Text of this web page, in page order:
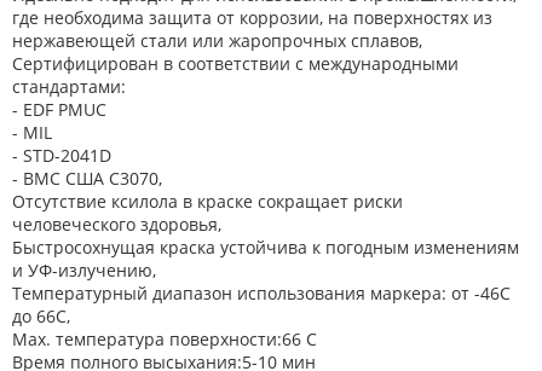
где необходима защита от коррозии, на поверхностях из
нержавеющей стали или жаропрочных сплавов,
Сертифицирован в соответствии с международными
стандартами:
- EDF PMUC
- MIL
- STD-2041D
- ВМС США C3070,
Отсутствие ксилола в краске сокращает риски
человеческого здоровья,
Быстросохнущая краска устойчива к погодным изменениям
и УФ-излучению,
Температурный диапазон использования маркера: от -46C
до 66C,
Max. температура поверхности:66 C
Время полного высыхания:5-10 мин